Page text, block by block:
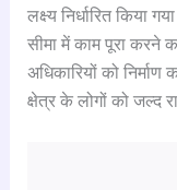
लक्ष्य निर्धारित किया
सीमा में काम पूरा करने
अधिकारियों को
क्षेत्र के लोगों को जल्द